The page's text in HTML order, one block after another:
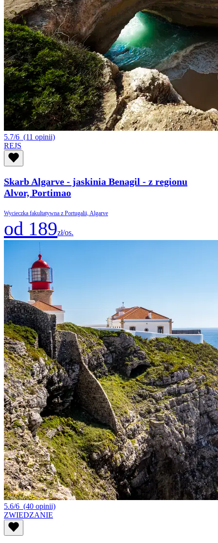
5.7/6 (11 opinii)
REJS
Skarb Algarve - jaskinia Benagil - z regionu
Alvor, Portimao
Wycieczka fakultatywna z Portugalii, Algarve
od 189zł/os.
5.6/6 (40 opinii)
ZWIEDZANIE